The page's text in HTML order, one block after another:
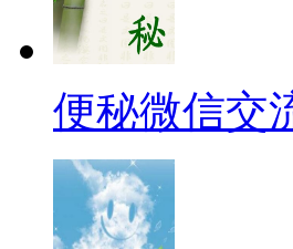
便秘微信交